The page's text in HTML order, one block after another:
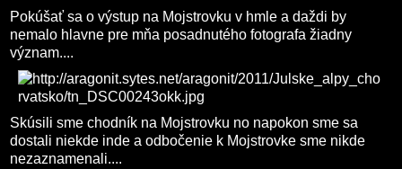
Pokúšať sa o výstup na Mojstrovku v hmle a daždi by
nemalo hlavne pre mňa posadnutého fotografa žiadny
význam....
Skúsili sme chodník na Mojstrovku no napokon sme sa
dostali niekde inde a odbočenie k Mojstrovke sme nikde
nezaznamenali....